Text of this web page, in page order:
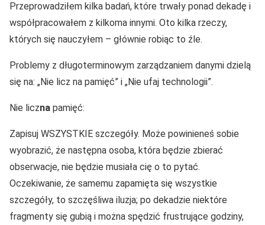
Przeprowadziłem kilka badań, które trwały ponad dekadę i
współpracowałem z kilkoma innymi. Oto kilka rzeczy,
których się nauczyłem – głównie robiąc to źle.
Problemy z długoterminowym zarządzaniem danymi dzielą
się na: „Nie licz na pamięć” i „Nie ufaj technologii”.
Nie liczna pamięć:
Zapisuj WSZYSTKIE szczegóły. Może powinieneś sobie
wyobrazić, że następna osoba, która będzie zbierać
obserwacje, nie będzie musiała cię o to pytać.
Oczekiwanie, że samemu zapamięta się wszystkie
szczegóły, to szczęśliwa iluzja; po dekadzie niektóre
fragmenty się gubią i można spędzić frustrujące godziny,